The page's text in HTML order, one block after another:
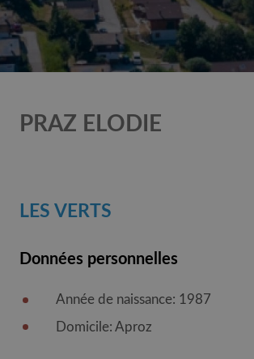
PRAZ ELODIE
LES VERTS
Données personnelles
Année de naissance: 1987
Domicile: Aproz